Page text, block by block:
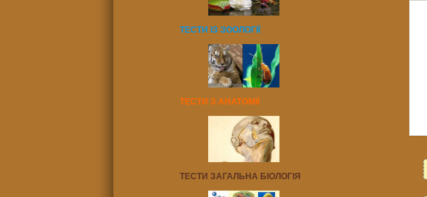
ТЕСТИ ІЗ ЗООЛОГІЇ
ТЕСТИ З АНАТОМІЇ
ТЕСТИ ЗАГАЛЬНА БІОЛОГІЯ